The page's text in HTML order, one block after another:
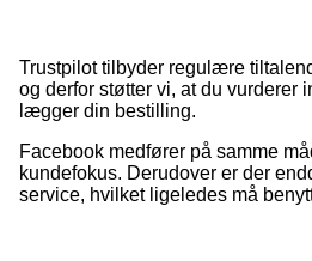
Trustpilot tilbyder regulære
og derfor støtter vi, at du vurderer
lægger din bestilling.
Facebook medfører på samme
kundefokus. Derudover er der
service, hvilket ligeledes må